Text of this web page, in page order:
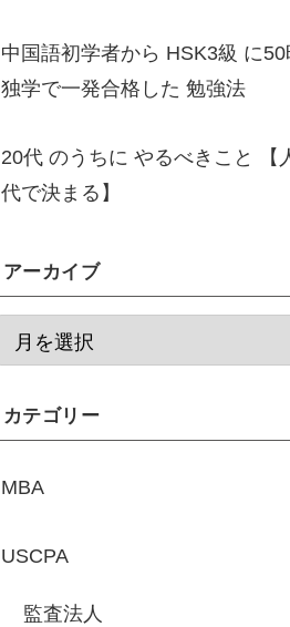
中国語初学者から HSK3級 に
独学で一発合格した 勉強法
20代 のうちに やるべきこと 【
代で決まる】
アーカイブ
カテゴリー
MBA
USCPA
監査法人